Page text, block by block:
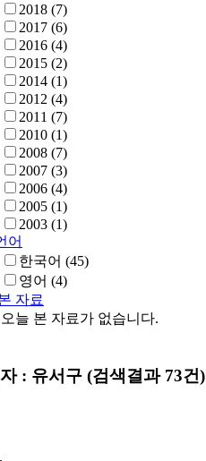
2018 (7)
2017 (6)
2016 (4)
2015 (2)
2014 (1)
2012 (4)
2011 (7)
2010 (1)
2008 (7)
2007 (3)
2006 (4)
2005 (1)
2003 (1)
어
한국어 (45)
영어 (4)
자료
오늘 본 자료가 없습니다.
: 유서구 (검색결과 73건)